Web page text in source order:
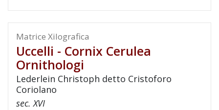
Matrice Xilografica
Uccelli - Cornix Cerulea
Ornithologi
Lederlein Christoph detto Cristoforo
Coriolano
sec. XVI